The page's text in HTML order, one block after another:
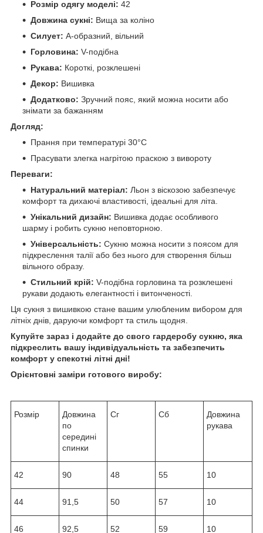
Розмір одягу моделі: 42
Довжина сукні: Вища за коліно
Силует: А-образний, вільний
Горловина: V-подібна
Рукава: Короткі, розклешені
Декор: Вишивка
Додатково: Зручний пояс, який можна носити або
знімати за бажанням
Догляд:
Прання при температурі 30°C
Прасувати злегка нагрітою праскою з вивороту
Переваги:
Натуральний матеріал: Льон з віскозою забезпечує
комфорт та дихаючі властивості, ідеальні для літа.
Унікальний дизайн: Вишивка додає особливого
шарму і робить сукню неповторною.
Універсальність: Сукню можна носити з поясом для
підкреслення талії або без нього для створення більш
вільного образу.
Стильний крій: V-подібна горловина та розклешені
рукави додають елегантності і витонченості.
Ця сукня з вишивкою стане вашим улюбленим вибором для
літніх днів, даруючи комфорт та стиль щодня.
Купуйте зараз і додайте до свого гардеробу сукню, яка
підкреслить вашу індивідуальність та забезпечить
комфорт у спекотні літні дні!
Орієнтовні заміри готового виробу:
Розмір
Довжина
по
середині
спинки
Сг Сб
Довжина
рукава
42 90 48 55 10
44 91,5 50 57 10
46 92,5 52 59 10